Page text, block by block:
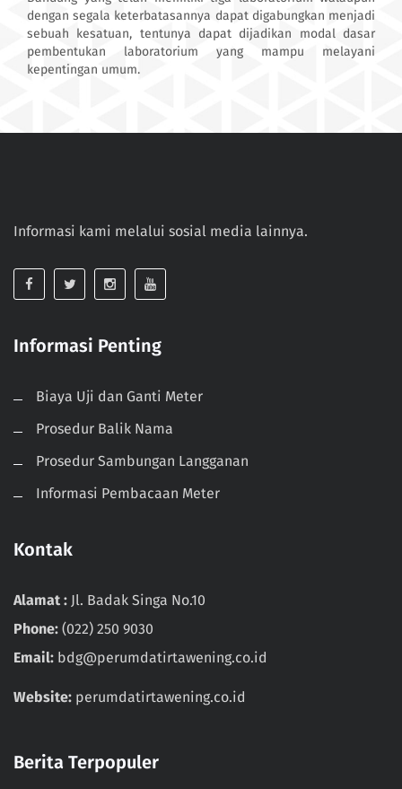
dengan segala keterbatasannya dapat digabungkan menjadi
sebuah kesatuan, tentunya dapat dijadikan modal dasar
pembentukan laboratorium yang mampu melayani
kepentingan umum.
Informasi kami melalui sosial media lainnya.
Informasi Penting
Biaya Uji dan Ganti Meter
Prosedur Balik Nama
Prosedur Sambungan Langganan
Informasi Pembacaan Meter
Kontak
Alamat : Jl. Badak Singa No.10
Phone: (022) 250 9030
Email: bdg@perumdatirtawening.co.id
Website: perumdatirtawening.co.id
Berita Terpopuler